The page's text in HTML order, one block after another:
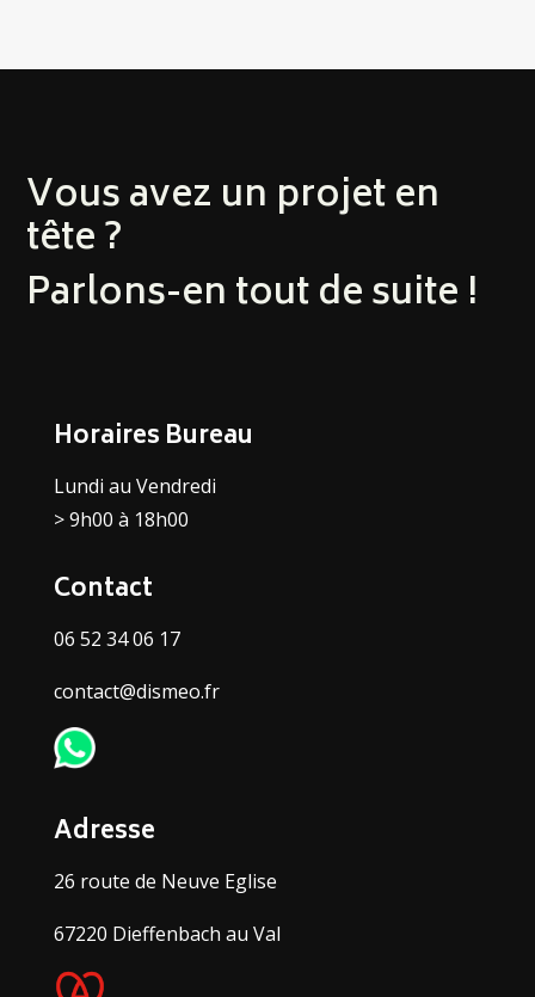
Vous avez un projet en
tête ?
Parlons-en tout de suite !
Horaires Bureau
Lundi au Vendredi
> 9h00 à 18h00
Contact
06 52 34 06 17
contact@dismeo.fr
Adresse
26 route de Neuve Eglise
67220 Dieffenbach au Val